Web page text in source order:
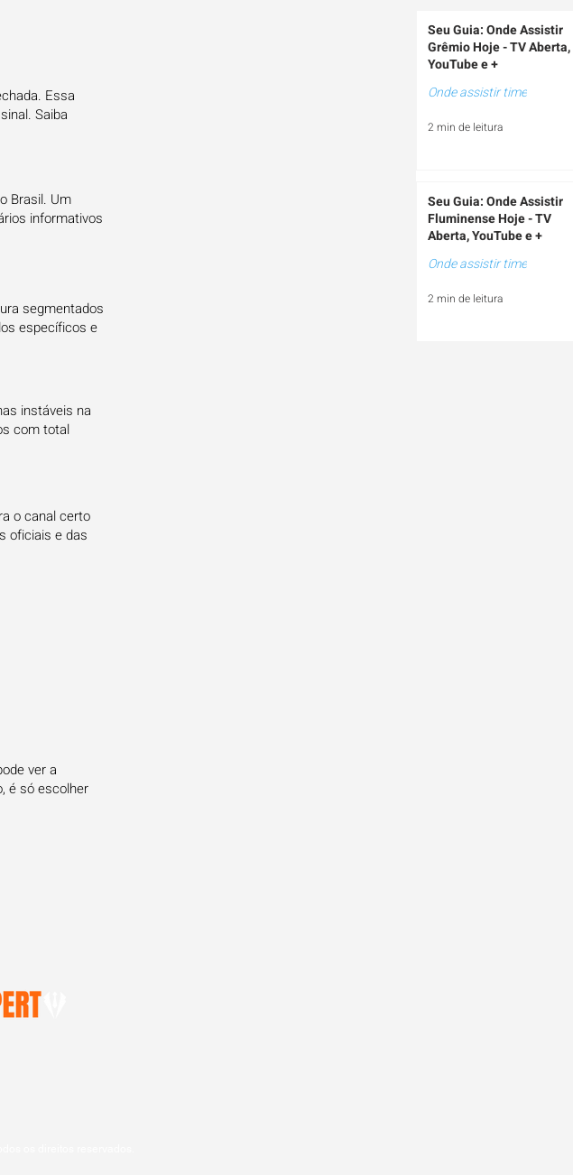
Essa
Saiba
Brasil. Um
informativos
segmentados
específicos e
instáveis na
com total
o canal certo
oficiais e das
Seu Guia: Onde Assistir
Grêmio Hoje - TV Aberta,
YouTube e +
Onde assistir time
2 min de leitura
Seu Guia: Onde Assistir
Fluminense Hoje - TV
Aberta, YouTube e +
Onde assistir time
2 min de leitura
ver a
é só escolher